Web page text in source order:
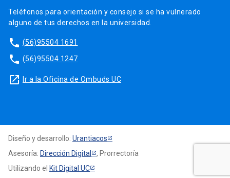
Teléfonos para orientación y consejo si se ha vulnerado
alguno de tus derechos en la universidad.
phone (56)95504 1691
phone (56)95504 1247
launch Ir a la Oficina de Ombuds UC
Diseño y desarrollo: Urantiacos
Asesoría: Dirección Digital
, Prorrectoría
Utilizando el Kit Digital UC